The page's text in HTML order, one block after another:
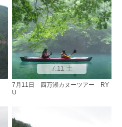
7.11 土
7月11日 四万湖カヌーツアー RY
U